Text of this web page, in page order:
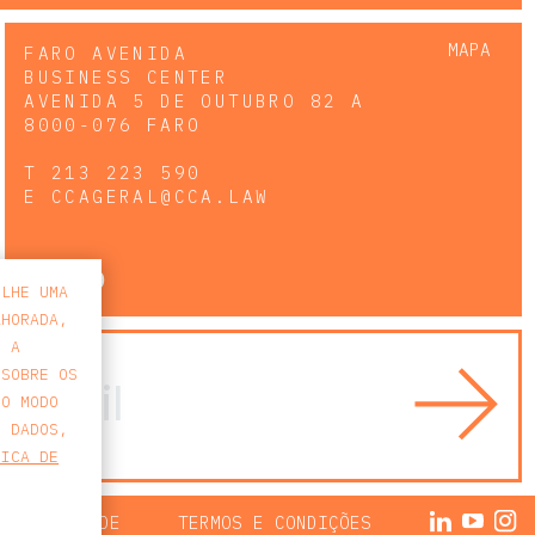
MAPA
FARO AVENIDA
BUSINESS CENTER
AVENIDA 5 DE OUTUBRO 82 A
8000-076 FARO
T 213 223 590
E CCAGERAL@CCA.LAW
faro
TERMOS E CONDIÇÕES
UMA
A
OS
MODO
DADOS,
DE